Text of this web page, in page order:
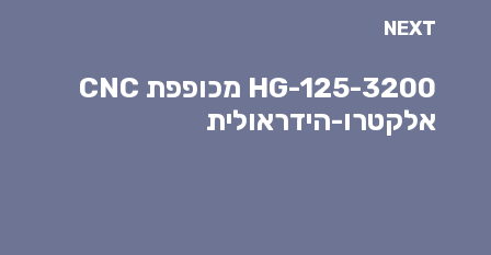
NEXT
HG-125-3200 מכופפת CNC
אלקטרו-הידראולית